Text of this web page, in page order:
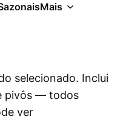
Mais
selecionado. Inclui
pivôs — todos
ver